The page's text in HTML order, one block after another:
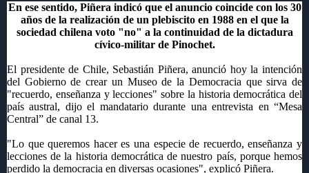
En ese sentido, Piñera indicó que el anuncio coincide con los 30
años de la realización de un plebiscito en 1988 en el que la
sociedad chilena voto "no" a la continuidad de la dictadura
cívico-militar de Pinochet.
El presidente de Chile, Sebastián Piñera, anunció hoy la intención
del Gobierno de crear un Museo de la Democracia que sirva de
"recuerdo, enseñanza y lecciones" sobre la historia democrática del
país austral, dijo el mandatario durante una entrevista en “Mesa
Central” de canal 13.
"Lo que queremos hacer es una especie de recuerdo, enseñanza y
lecciones de la historia democrática de nuestro país, porque hemos
perdido la democracia en diversas ocasiones", explicó Piñera.